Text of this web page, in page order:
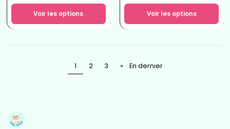
Voir les options Voir les options
1 2 3 » En dernier